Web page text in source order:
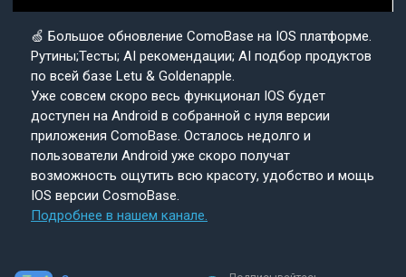
🍏 Большое обновление ComoBase на IOS платформе.
Рутины;Тесты; AI рекомендации; AI подбор продуктов
по всей базе Letu & Goldenapple.
Уже совсем скоро весь функционал IOS будет
доступен на Android в собранной с нуля версии
приложения ComoBase. Осталось недолго и
пользователи Android уже скоро получат
возможность ощутить всю красоту, удобство и мощь
IOS версии CosmoBase.
Подробнее в нашем канале.